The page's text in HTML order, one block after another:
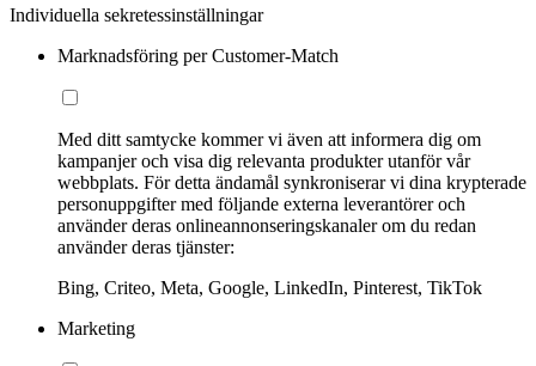
Individuella sekretessinställningar
Marknadsföring per Customer-Match
Med ditt samtycke kommer vi även att informera dig om
kampanjer och visa dig relevanta produkter utanför vår
webbplats. För detta ändamål synkroniserar vi dina krypterade
personuppgifter med följande externa leverantörer och
använder deras onlineannonseringskanaler om du redan
använder deras tjänster:
Bing, Criteo, Meta, Google, LinkedIn, Pinterest, TikTok
Marketing